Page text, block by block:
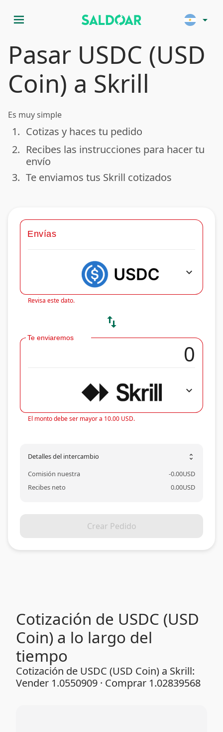
menu arrow_drop_down
Pasar USDC (USD
Coin) a Skrill
Es muy simple
done
1. Cotizas y haces tu pedido
done
2. Recibes las instrucciones para hacer tu
envío
done
3. Te enviamos tus Skrill cotizados
Envías
expand_more
Revisa este dato.
swap_vert
Te enviaremos
expand_more
El monto debe ser mayor a 10.00 USD.
Detalles del intercambio unfold_more
Comisión nuestra -0.00USD
Recibes neto
0.00USD
Crear Pedido
Cotización de USDC (USD
Coin) a lo largo del
tiempo
Cotización de USDC (USD Coin) a Skrill:
Vender 1.0550909 · Comprar 1.02839568